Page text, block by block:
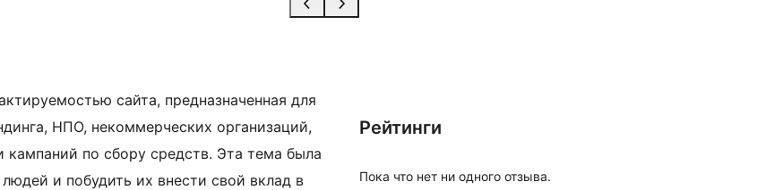
сайта, предназначенная для
НПО, некоммерческих организаций,
по сбору средств. Эта тема была
и побудить их внести свой вклад в
Рейтинги
Пока что нет ни одного отзыва.